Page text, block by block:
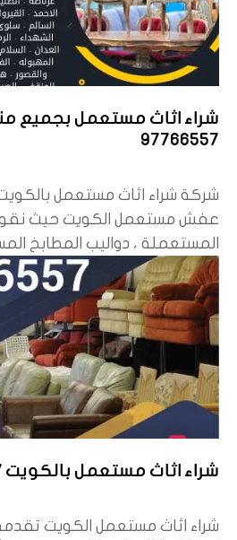
شراء اثاث مستعمل بجميع
97766557
شركة شراء اثاث مستعمل
عفش مستعمل الكويت حيث نقوم
المستعملة ، دواليب المطابخ
شراء اثاث مستعمل بالكويت 97766557
شراء اثاث مستعمل الكويت